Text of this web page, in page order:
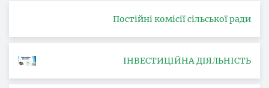
Постійні комісії сільської ради
ІНВЕСТИЦІЙНА ДІЯЛЬНІСТЬ